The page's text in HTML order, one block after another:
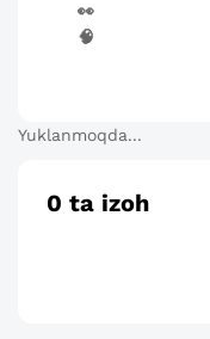
👀
🧠
Yuklanmoqda...
0 ta izoh